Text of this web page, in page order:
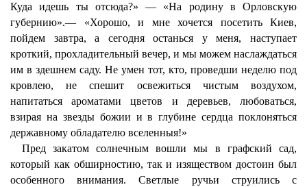
Куда идешь ты отсюда?» — «На родину в Орловскую
губернию».— «Хорошо, и мне хочется посетить Киев,
пойдем завтра, а сегодня останься у меня, наступает
кроткий, прохладительный вечер, и мы можем наслаждаться
им в здешнем саду. Не умен тот, кто, проведши неделю под
кровлею, не спешит освежиться чистым воздухом,
напитаться ароматами цветов и деревьев, любоваться,
взирая на звезды божии и в глубине сердца поклоняться
державному обладателю вселенныя!»
Пред закатом солнечным вошли мы в графский сад,
который как обширностию, так и изяществом достоин был
особенного внимания. Светлые ручьи струились с